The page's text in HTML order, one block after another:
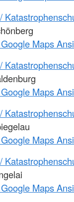
Maps
Maps
Maps
Maps